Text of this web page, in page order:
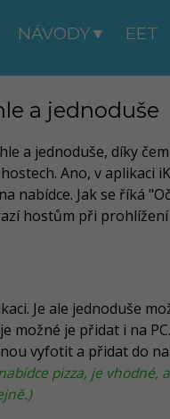
NÁVODY EET
a jednoduše
a jednoduše, díky
Ano, v aplikaci
Jak se říká
hostům při
Je ale jednoduše
možné je přidat i na
vyfotit a přidat do
pizza, je vhodné,